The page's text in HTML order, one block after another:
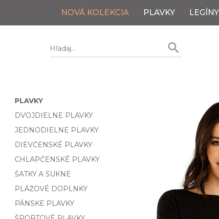
NOVÁ KOLEKCIA PLAVKY LEGÍNY
PLAVKY
DVOJDIELNE PLAVKY
JEDNODIELNE PLAVKY
DIEVČENSKÉ PLAVKY
CHLAPČENSKÉ PLAVKY
ŠATKY A SUKNE
PLÁŽOVÉ DOPLNKY
PÁNSKE PLAVKY